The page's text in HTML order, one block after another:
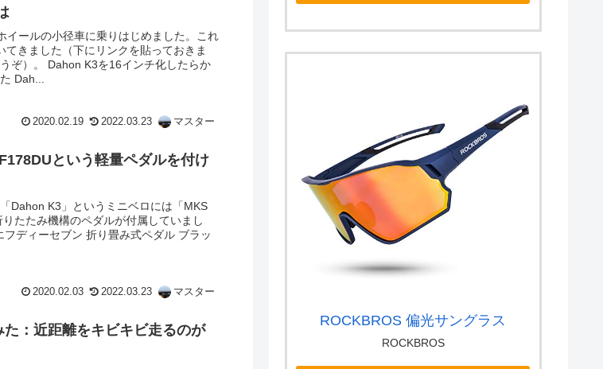
イールの小径車に乗りはじめました。これ
てきました（下にリンクを貼っておきま
ぞ）。 Dahon K3を16インチ化したらか
Dah...
2020.02.19 2022.03.23 マスター
Dahon K3」というミニベロには「MKS
たたみ機構のペダルが付属していまし
ディーセブン 折り畳み式ペダル ブラッ
2020.02.03 2022.03.23 マスター
：近距離をキビキビ走るのが
ROCKBROS 偏光サングラス
ROCKBROS